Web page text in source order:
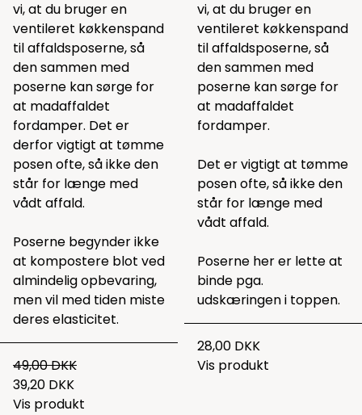
vi, at du bruger en
ventileret køkkenspand
til affaldsposerne, så
den sammen med
poserne kan sørge for
at madaffaldet
fordamper. Det er
derfor vigtigt at tømme
posen ofte, så ikke den
står for længe med
vådt affald.
Poserne begynder ikke
at kompostere blot ved
almindelig opbevaring,
men vil med tiden miste
deres elasticitet.
49,00 DKK
39,20 DKK
Vis produkt
vi, at du bruger en
ventileret køkkenspand
til affaldsposerne, så
den sammen med
poserne kan sørge for
at madaffaldet
fordamper.
Det er vigtigt at tømme
posen ofte, så ikke den
står for længe med
vådt affald.
Poserne her er lette at
binde pga.
udskæringen i toppen.
28,00 DKK
Vis produkt